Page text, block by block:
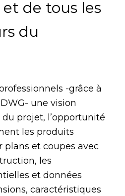
de tous les
du
-grâce à
une vision
projet, l’opportunité
les produits
plans et coupes avec
les
et données
caractéristiques